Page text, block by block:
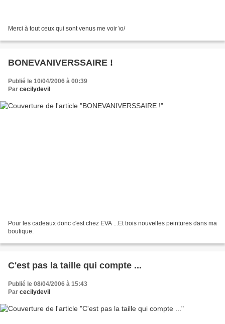
Merci à tout ceux qui sont venus me voir \o/
BONEVANIVERSSAIRE !
Publié le 10/04/2006 à 00:39
Par cecilydevil
Pour les cadeaux donc c'est chez EVA ...Et trois nouvelles peintures dans ma
boutique.
C'est pas la taille qui compte ...
Publié le 08/04/2006 à 15:43
Par cecilydevil